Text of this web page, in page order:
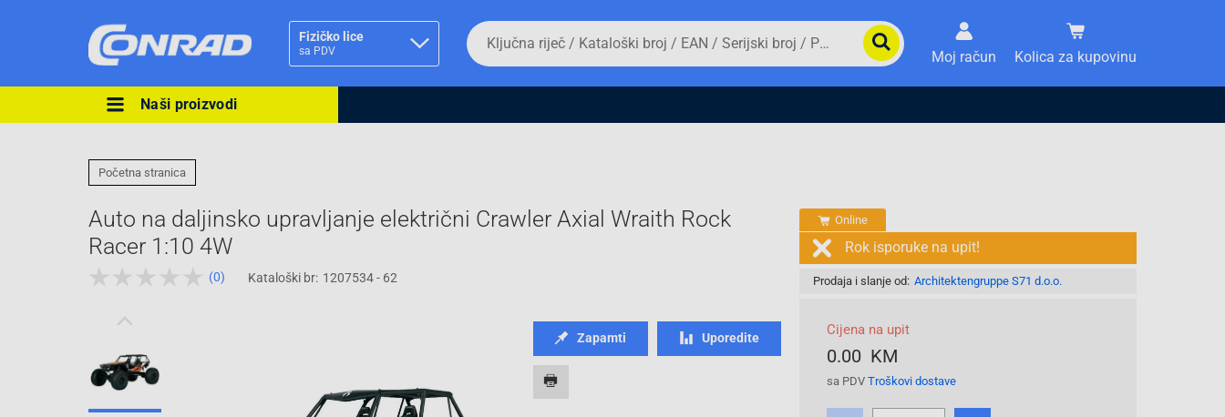
Fizičko lice
sa PDV
Ova postavka prilagođava asortiman proizvoda i
Pravno lice
Da
biste
potražili
proizvod,
serijski
Moj račun Kolica za kupovinu
Naši proizvodi
Početna stranica
Auto na daljinsko upravljanje električni Crawler Axial Wraith Rock
Racer 1:10 4W
(0) Kataloški br: 1207534 - 62
Online
Rok isporuke na upit!
Prodaja i slanje od: Architektengruppe S71 d.o.o.
Cijena na upit
0.00 KM
sa PDV Troškovi dostave
Zapamti Uporedite